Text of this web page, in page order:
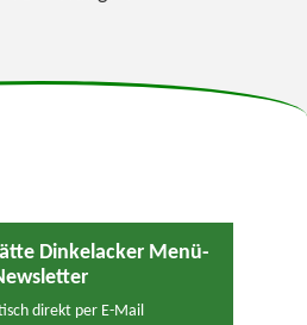
Dinkelacker Menü-
direkt per E-Mail